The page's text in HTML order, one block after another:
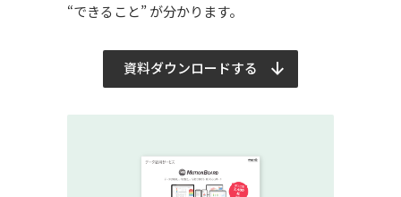
“できること” が分かります。
資料ダウンロードする